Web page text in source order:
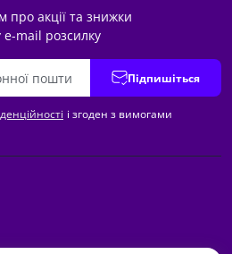
про акції та знижки
mail розсилку
Підпишіться
і згоден з вимогами